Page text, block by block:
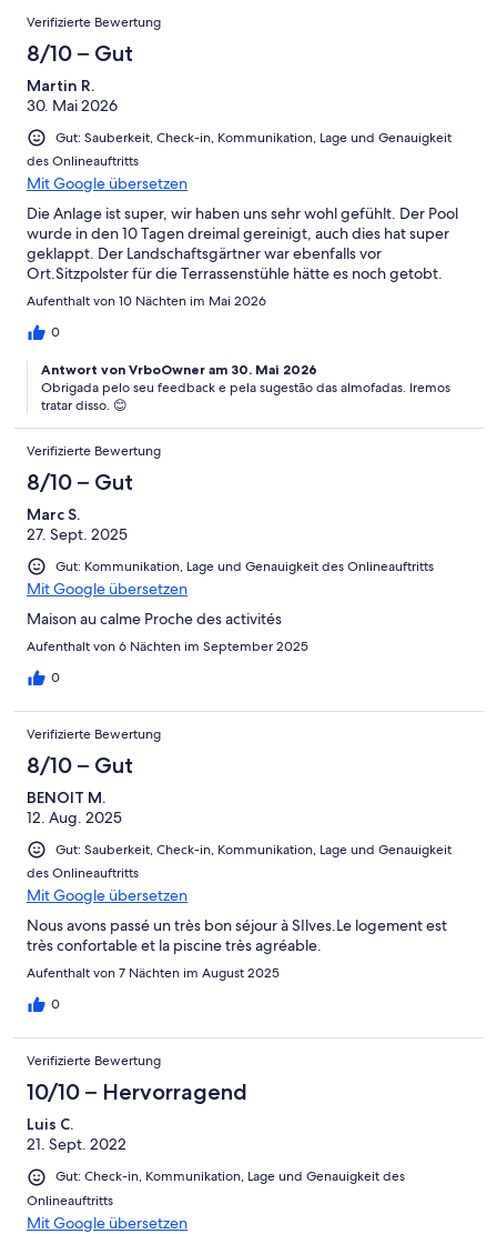
Verifizierte Bewertung
8/10 – Gut
Martin R.
30. Mai 2026
Gut: Sauberkeit, Check-in, Kommunikation, Lage und Genauigkeit
des Onlineauftritts
Mit Google übersetzen
Die Anlage ist super, wir haben uns sehr wohl gefühlt. Der Pool
wurde in den 10 Tagen dreimal gereinigt, auch dies hat super
geklappt. Der Landschaftsgärtner war ebenfalls vor
Ort.Sitzpolster für die Terrassenstühle hätte es noch getobt.
Aufenthalt von 10 Nächten im Mai 2026
0
Antwort von VrboOwner am 30. Mai 2026
Obrigada pelo seu feedback e pela sugestão das almofadas. Iremos
tratar disso. 😊
Verifizierte Bewertung
8/10 – Gut
Marc S.
27. Sept. 2025
Gut: Kommunikation, Lage und Genauigkeit des Onlineauftritts
Mit Google übersetzen
Maison au calme Proche des activités
Aufenthalt von 6 Nächten im September 2025
0
Verifizierte Bewertung
8/10 – Gut
BENOIT M.
12. Aug. 2025
Gut: Sauberkeit, Check-in, Kommunikation, Lage und Genauigkeit
des Onlineauftritts
Mit Google übersetzen
Nous avons passé un très bon séjour à SIlves.Le logement est
très confortable et la piscine très agréable.
Aufenthalt von 7 Nächten im August 2025
0
Verifizierte Bewertung
10/10 – Hervorragend
Luis C.
21. Sept. 2022
Gut: Check-in, Kommunikation, Lage und Genauigkeit des
Onlineauftritts
Mit Google übersetzen